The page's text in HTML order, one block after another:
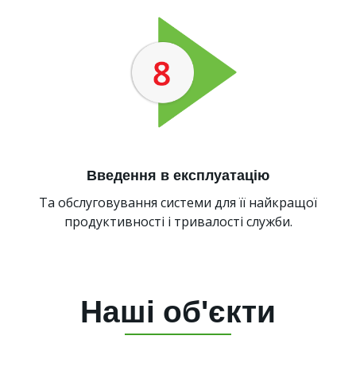
Введення в експлуатацію
Та обслуговування системи для її найкращої
продуктивності і тривалості служби.
Наші об'єкти